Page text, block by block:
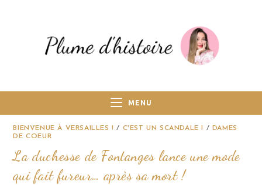
MENU
BIENVENUE À VERSAILLES ! / C'EST UN SCANDALE ! / DAMES
DE COEUR
La duchesse de Fontanges lance une mode
qui fait fureur… après sa mort !